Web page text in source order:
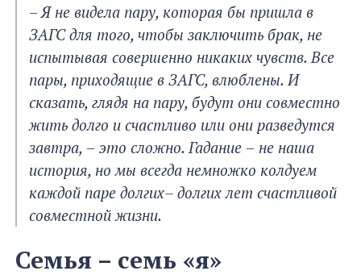
– Я не видела пару, которая бы пришла в
ЗАГС для того, чтобы заключить брак, не
испытывая совершенно никаких чувств. Все
пары, приходящие в ЗАГС, влюблены. И
сказать, глядя на пару, будут они совместно
жить долго и счастливо или они разведутся
завтра, – это сложно. Гадание – не наша
история, но мы всегда немножко колдуем
каждой паре долгих– долгих лет счастливой
совместной жизни.
Семья – семь «я»